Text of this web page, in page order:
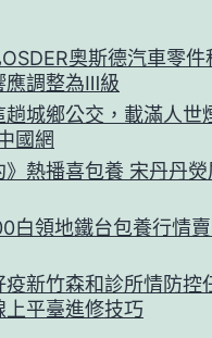
OSDER奧斯德汽車零
應調整為Ⅲ級
趟城鄉公交，載滿人世
國網
》熱播喜包養 宋丹丹
白領地鐵台包養行情
疫新竹森和診所情防控
上平臺進修技巧